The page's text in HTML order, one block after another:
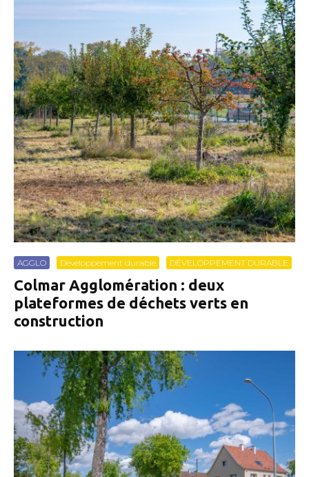
AGGLO Développement durable DÉVELOPPEMENT DURABLE
Colmar Agglomération : deux
plateformes de déchets verts en
construction